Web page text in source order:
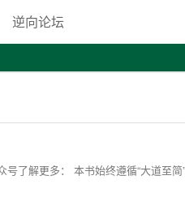
逆向论坛
了解更多： 本书始终遵循“大道至简”